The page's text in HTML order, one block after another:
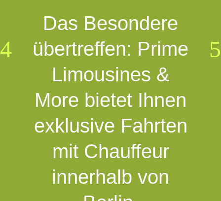
Das Besondere
übertreffen: Prime
Limousines &
More bietet Ihnen
exklusive Fahrten
mit Chauffeur
innerhalb von